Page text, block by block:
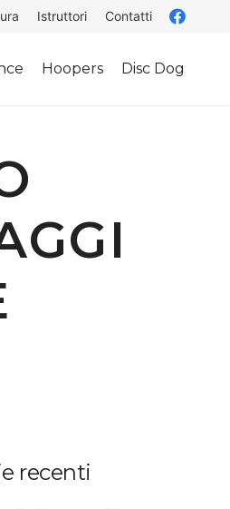
Istruttori Contatti
Hoopers Disc Dog
recenti